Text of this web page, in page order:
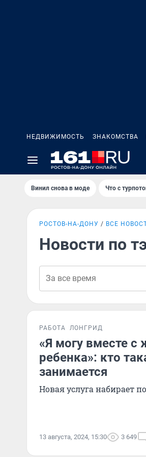
НЕДВИЖИМОСТЬ ЗНАКОМСТВА
Винил снова в моде Что с
РОСТОВ-НА-ДОНУ ВСЕ
Новости по
РАБОТА ЛОНГРИД
«Я могу вместе с
ребенка»: кто
занимается
Новая услуга набирает
13 августа, 2024, 15:30 3 649